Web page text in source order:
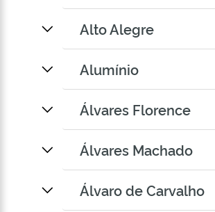
Alto Alegre
Alumínio
Álvares Florence
Álvares Machado
Álvaro de Carvalho